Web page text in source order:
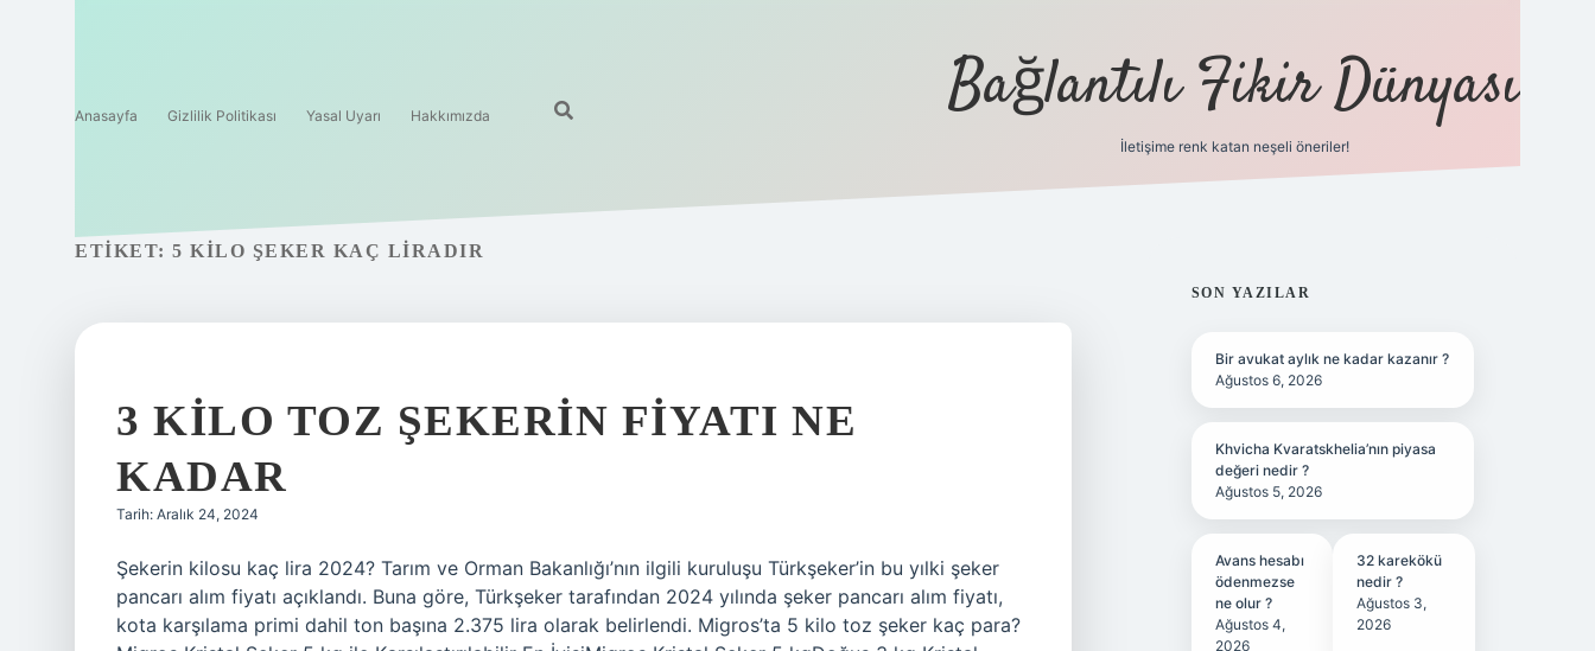
Anasayfa Gizlilik Politikası Yasal Uyarı Hakkımızda Bağlantılı Fikir Dünyası
İletişime renk katan neşeli öneriler!
ETIKET: 5 KILO ŞEKER KAÇ LIRADIR
3 KILO TOZ ŞEKERIN FIYATI NE
KADAR
Tarih: Aralık 24, 2024
Şekerin kilosu kaç lira 2024? Tarım ve Orman Bakanlığı’nın ilgili kuruluşu Türkşeker’in bu yılki şeker
pancarı alım fiyatı açıklandı. Buna göre, Türkşeker tarafından 2024 yılında şeker pancarı alım fiyatı,
kota karşılama primi dahil ton başına 2.375 lira olarak belirlendi. Migros’ta 5 kilo toz şeker kaç para?
SIDEBAR
SON YAZILAR
Bir avukat aylık ne kadar kazanır ?
Ağustos 6, 2026
Khvicha Kvaratskhelia’nın piyasa
değeri nedir ?
Ağustos 5, 2026
Avans hesabı
ödenmezse
ne olur ?
Ağustos 4,
2026
32 karekökü
nedir ?
Ağustos 3,
2026